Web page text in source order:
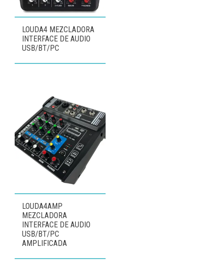
LOUDA4 MEZCLADORA
INTERFACE DE AUDIO
USB/BT/PC
LOUDA4AMP
MEZCLADORA
INTERFACE DE AUDIO
USB/BT/PC
AMPLIFICADA